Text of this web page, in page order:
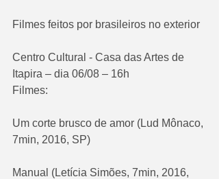
Filmes feitos por brasileiros no exterior
Centro Cultural - Casa das Artes de
Itapira – dia 06/08 – 16h
Filmes:
Um corte brusco de amor (Lud Mônaco,
7min, 2016, SP)
Manual (Letícia Simões, 7min, 2016,